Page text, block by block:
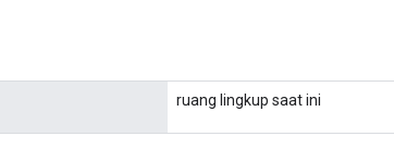
ruang lingkup saat ini